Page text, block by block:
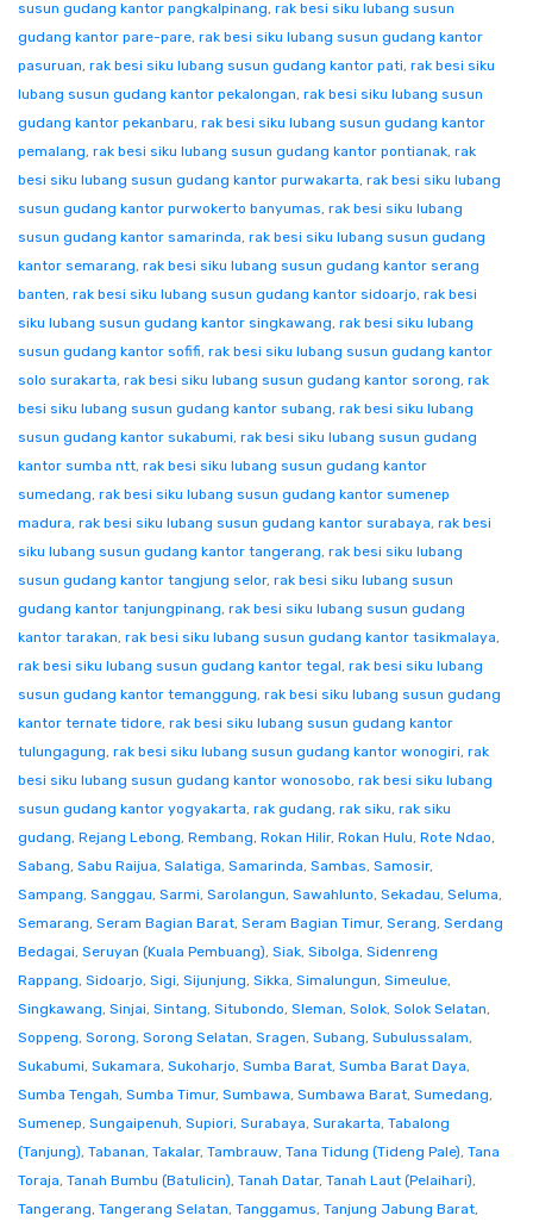
susun gudang kantor pangkalpinang, rak besi siku lubang susun
gudang kantor pare-pare, rak besi siku lubang susun gudang kantor
pasuruan, rak besi siku lubang susun gudang kantor pati, rak besi siku
lubang susun gudang kantor pekalongan, rak besi siku lubang susun
gudang kantor pekanbaru, rak besi siku lubang susun gudang kantor
pemalang, rak besi siku lubang susun gudang kantor pontianak, rak
besi siku lubang susun gudang kantor purwakarta, rak besi siku lubang
susun gudang kantor purwokerto banyumas, rak besi siku lubang
susun gudang kantor samarinda, rak besi siku lubang susun gudang
kantor semarang, rak besi siku lubang susun gudang kantor serang
banten, rak besi siku lubang susun gudang kantor sidoarjo, rak besi
siku lubang susun gudang kantor singkawang, rak besi siku lubang
susun gudang kantor sofifi, rak besi siku lubang susun gudang kantor
solo surakarta, rak besi siku lubang susun gudang kantor sorong, rak
besi siku lubang susun gudang kantor subang, rak besi siku lubang
susun gudang kantor sukabumi, rak besi siku lubang susun gudang
kantor sumba ntt, rak besi siku lubang susun gudang kantor
sumedang, rak besi siku lubang susun gudang kantor sumenep
madura, rak besi siku lubang susun gudang kantor surabaya, rak besi
siku lubang susun gudang kantor tangerang, rak besi siku lubang
susun gudang kantor tangjung selor, rak besi siku lubang susun
gudang kantor tanjungpinang, rak besi siku lubang susun gudang
kantor tarakan, rak besi siku lubang susun gudang kantor tasikmalaya,
rak besi siku lubang susun gudang kantor tegal, rak besi siku lubang
susun gudang kantor temanggung, rak besi siku lubang susun gudang
kantor ternate tidore, rak besi siku lubang susun gudang kantor
tulungagung, rak besi siku lubang susun gudang kantor wonogiri, rak
besi siku lubang susun gudang kantor wonosobo, rak besi siku lubang
susun gudang kantor yogyakarta, rak gudang, rak siku, rak siku
gudang, Rejang Lebong, Rembang, Rokan Hilir, Rokan Hulu, Rote Ndao,
Sabang, Sabu Raijua, Salatiga, Samarinda, Sambas, Samosir,
Sampang, Sanggau, Sarmi, Sarolangun, Sawahlunto, Sekadau, Seluma,
Semarang, Seram Bagian Barat, Seram Bagian Timur, Serang, Serdang
Bedagai, Seruyan (Kuala Pembuang), Siak, Sibolga, Sidenreng
Rappang, Sidoarjo, Sigi, Sijunjung, Sikka, Simalungun, Simeulue,
Singkawang, Sinjai, Sintang, Situbondo, Sleman, Solok, Solok Selatan,
Soppeng, Sorong, Sorong Selatan, Sragen, Subang, Subulussalam,
Sukabumi, Sukamara, Sukoharjo, Sumba Barat, Sumba Barat Daya,
Sumba Tengah, Sumba Timur, Sumbawa, Sumbawa Barat, Sumedang,
Sumenep, Sungaipenuh, Supiori, Surabaya, Surakarta, Tabalong
(Tanjung), Tabanan, Takalar, Tambrauw, Tana Tidung (Tideng Pale), Tana
Toraja, Tanah Bumbu (Batulicin), Tanah Datar, Tanah Laut (Pelaihari),
Tangerang, Tangerang Selatan, Tanggamus, Tanjung Jabung Barat,